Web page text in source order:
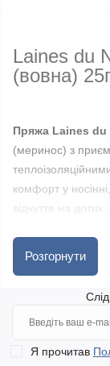
Laines du
(вовна)
Пряжа Laines du
(меринос) з
комфорт у
відчуття на дотик.
Нитка має
виходить
добре тримає
Підходить для
інших
Розгорнути
Я прочитав